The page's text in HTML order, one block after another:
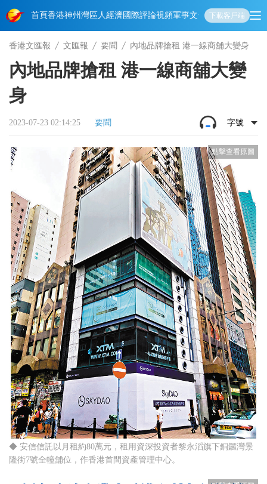
首頁香港神州 灣區人經濟國際評論視頻軍事文化 娛樂生活教育體
下載客戶端
香港文匯報 文匯報 要聞 內地品牌搶租 港一線商舖大變身
內地品牌搶租 港一線商舖大變
身
2023-07-23 02:14:25 要聞 字號
◆ 安信信託以月租約80萬元，租用資深投資者黎永滔旗下銅鑼灣景
隆街7號全幢舖位，作香港首間資產管理中心。